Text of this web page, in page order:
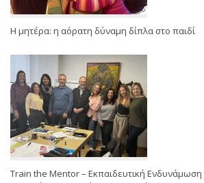
Η μητέρα: η αόρατη δύναμη δίπλα στο παιδί
Train the Mentor – Εκπαιδευτική Ενδυνάμωση